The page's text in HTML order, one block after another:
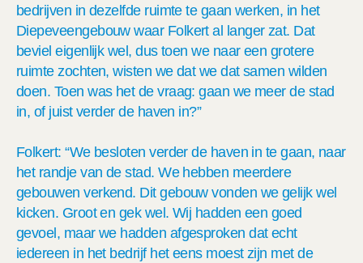
bedrijven in dezelfde ruimte te gaan werken, in het
Diepeveengebouw waar Folkert al langer zat. Dat
beviel eigenlijk wel, dus toen we naar een grotere
ruimte zochten, wisten we dat we dat samen wilden
doen. Toen was het de vraag: gaan we meer de stad
in, of juist verder de haven in?”
Folkert: “We besloten verder de haven in te gaan, naar
het randje van de stad. We hebben meerdere
gebouwen verkend. Dit gebouw vonden we gelijk wel
kicken. Groot en gek wel. Wij hadden een goed
gevoel, maar we hadden afgesproken dat echt
iedereen in het bedrijf het eens moest zijn met de